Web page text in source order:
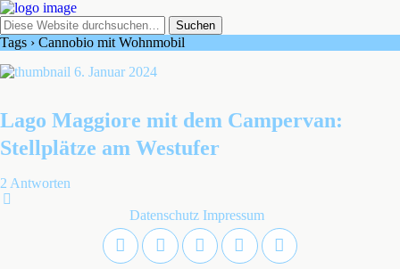
Tags › Cannobio mit Wohnmobil
6. Januar 2024
Lago Maggiore mit dem Campervan:
Stellplätze am Westufer
2 Antworten
Datenschutz Impressum